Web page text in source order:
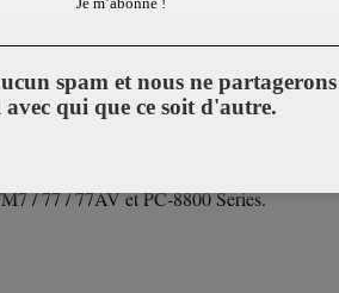
/ 77 / 77AV et PC-8800 Series.
spam et nous ne
avec qui que ce soit d'autre.